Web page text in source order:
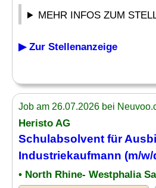
MEHR INFOS ZUM
▶ Zur Stellenanzeige
Job am 26.07.2026 bei
Heristo AG
Schulabsolvent für
Industriekaufmann (m/w/
• North Rhine- Westphalia